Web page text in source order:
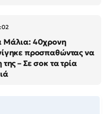
Μάλια: 40χρονη
προσπαθώντας να
– Σε σοκ τα τρία